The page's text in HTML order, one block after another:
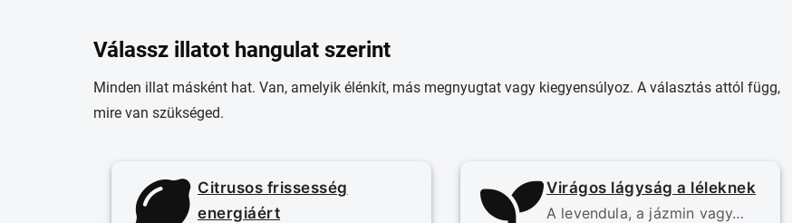
Válassz illatot hangulat szerint
Minden illat másként hat. Van, amelyik élénkít, más megnyugtat vagy kiegyensúlyoz. A választás attól függ,
mire van szükséged.
Citrusos frissesség
energiáért
Virágos lágyság a léleknek
A levendula, a jázmin vagy…